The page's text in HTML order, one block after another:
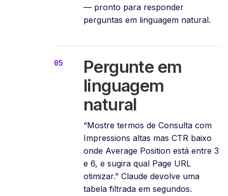
— pronto para responder
perguntas em linguagem natural.
Pergunte em
linguagem
natural
“Mostre termos de Consulta com
Impressions altas mas CTR baixo
onde Average Position está entre 3
e 6, e sugira qual Page URL
otimizar.” Claude devolve uma
tabela filtrada em segundos.